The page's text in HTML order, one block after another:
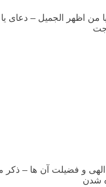
من اظهر الجمیل – دعای
الهی و فضیلت آن ها –
شدن